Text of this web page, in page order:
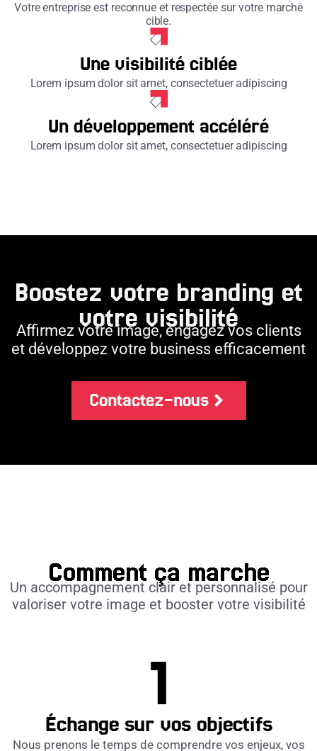
Votre entreprise est reconnue et respectée sur votre marché
cible.
Une visibilité ciblée
Lorem ipsum dolor sit amet, consectetuer adipiscing
Un développement accéléré
Lorem ipsum dolor sit amet, consectetuer adipiscing
Boostez votre branding et
votre visibilité
Affirmez votre image, engagez vos clients
et développez votre business efficacement
Contactez-nous
Comment ça marche
Un accompagnement clair et personnalisé pour
valoriser votre image et booster votre visibilité
Échange sur vos objectifs
Nous prenons le temps de comprendre vos enjeux, vos